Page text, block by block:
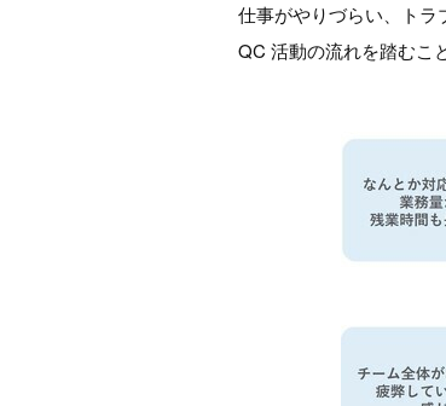
仕事がやりづらい、ト
QC 活動の流れを踏むこ